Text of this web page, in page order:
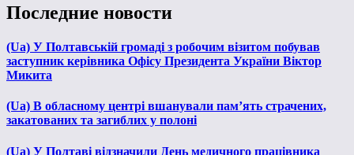
Последние новости
(Ua) У Полтавській громаді з робочим візитом побував
заступник керівника Офісу Президента України Віктор
Микита
(Ua) В обласному центрі вшанували пам’ять страчених,
закатованих та загиблих у полоні
(Ua) У Полтаві відзначили День медичного працівника